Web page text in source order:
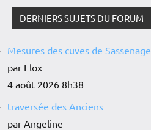
DERNIERS SUJETS DU FORUM
Mesures des cuves de Sassenage
par Flox
4 août 2026 8h38
traversée des Anciens
par Angeline